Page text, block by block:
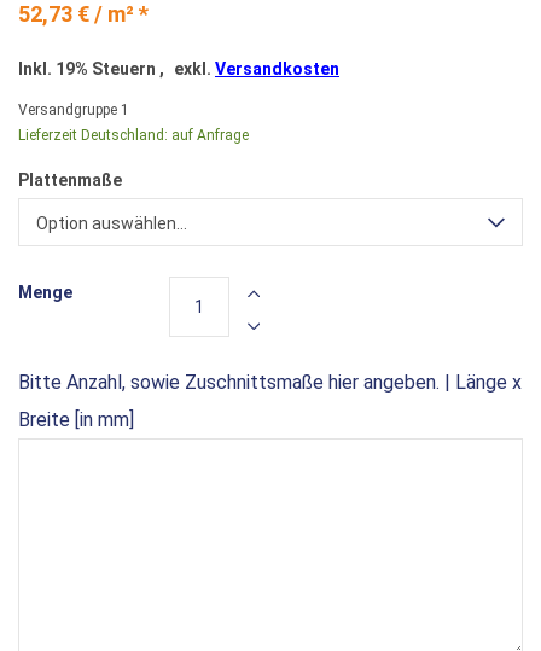
52,73 € / m² *
Inkl. 19% Steuern , exkl. Versandkosten
Versandgruppe 1
Lieferzeit Deutschland: auf Anfrage
Plattenmaße
Option auswählen...
Bitte Anzahl, sowie Zuschnittsmaße hier angeben. | Länge x
Breite [in mm]
Menge